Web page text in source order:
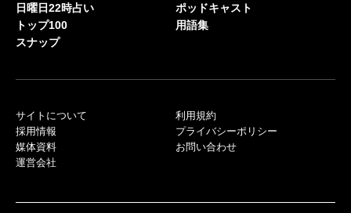
日曜日22時占い
トップ100
スナップ
ポッドキャスト
用語集
サイトについて
採用情報
媒体資料
運営会社
利用規約
プライバシーポリシー
お問い合わせ